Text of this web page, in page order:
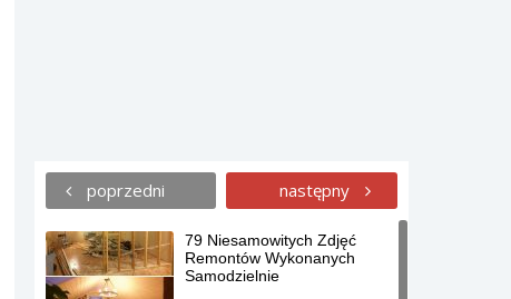
poprzedni następny
79 Niesamowitych Zdjęć
Remontów Wykonanych
Samodzielnie